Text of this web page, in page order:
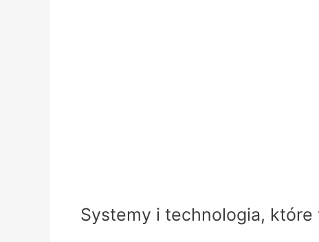
Systemy i technologia,